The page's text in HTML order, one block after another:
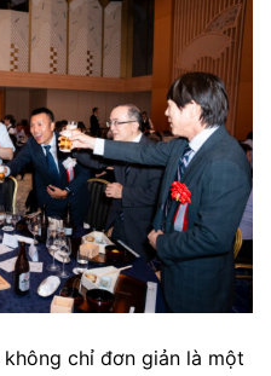
không chỉ đơn giản là một